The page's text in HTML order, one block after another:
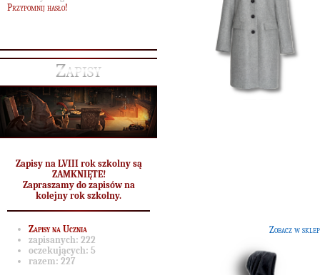
Przypomnij hasło!
Zapisy
Zapisy na LVIII rok szkolny są
ZAMKNIĘTE!
Zapraszamy do zapisów na
kolejny rok szkolny.
Zapisy na Ucznia
zapisanych: 222
oczekujących: 5
razem: 227
Zobacz w